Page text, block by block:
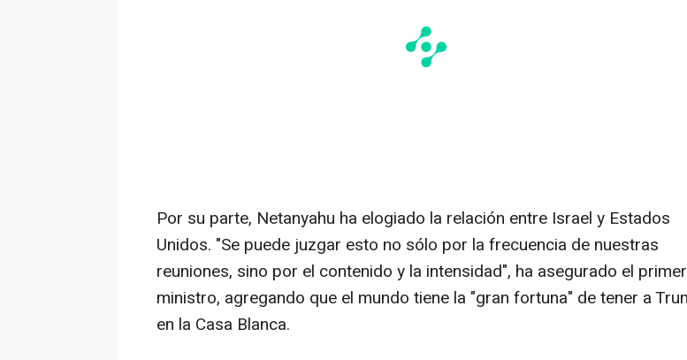
Por su parte, Netanyahu ha elogiado la relación entre Israel y Estados
Unidos. "Se puede juzgar esto no sólo por la frecuencia de nuestras
reuniones, sino por el contenido y la intensidad", ha asegurado el primer
ministro, agregando que el mundo tiene la "gran fortuna" de tener a
en la Casa Blanca.